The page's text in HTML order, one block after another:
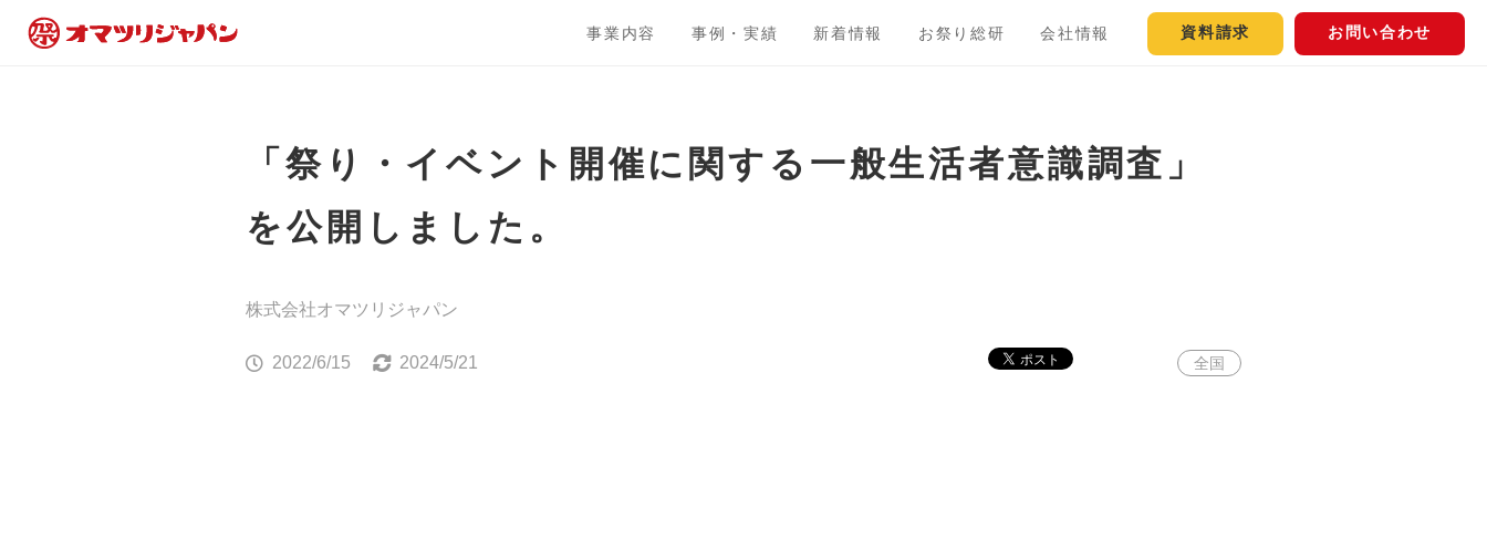
事業内容 事例・実績 新着情報 お祭り総研 会社情報 資料請求 お問い合わせ
「祭り・イベント開催に関する一般生活者意識調査」
を公開しました。
株式会社オマツリジャパン
2022/6/15 2024/5/21 全国